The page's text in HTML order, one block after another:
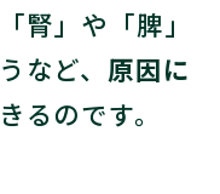
腎」や「脾」
など、 原因に
るのです。